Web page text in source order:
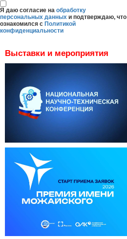
Я даю согласие на обработку
персональных данных и подтверждаю, что
ознакомился с Политикой
конфиденциальности
Выставки и мероприятия